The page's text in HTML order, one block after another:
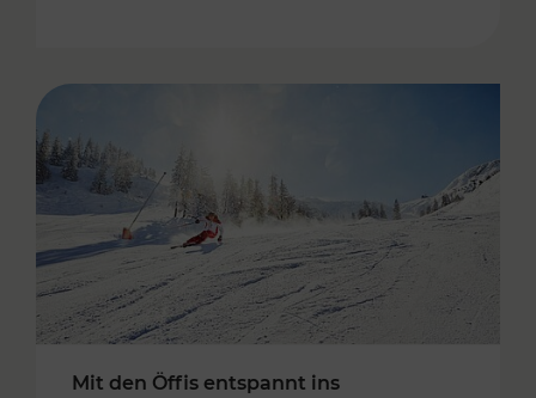
Mit den Öffis entspannt ins